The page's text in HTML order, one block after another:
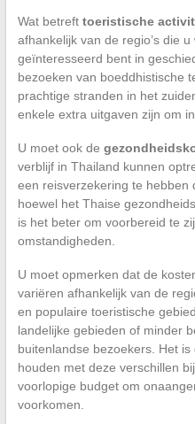
Wat betreft toeristische
afhankelijk van de regio’s die
geïnteresseerd bent in
bezoeken van boeddhistische
prachtige stranden in het
enkele extra uitgaven zijn om
U moet ook de
verblijf in Thailand kunnen
een reisverzekering te hebben
hoewel het Thaise
is het beter om voorbereid te
omstandigheden.
U moet opmerken dat de
variëren afhankelijk van de
en populaire toeristische
landelijke gebieden of minder
buitenlandse bezoekers. Het
houden met deze verschillen
voorlopige budget om
voorkomen.